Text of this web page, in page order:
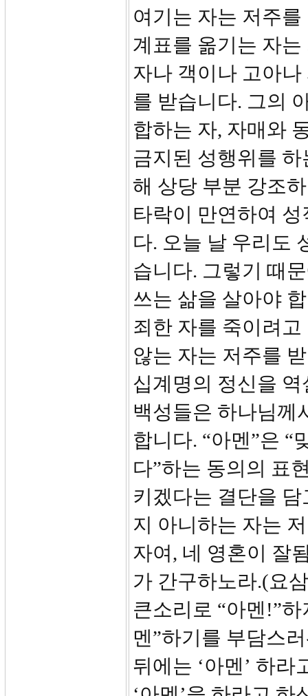
여기는 자는 저주
계표를 옮기는 자
자나 객이나 고아
를 받습니다. 그의
합하는 자, 자매와
금지된 성행위를
해 상당 부분 강조
타락이 만연하여
다. 오늘 날 우리도
습니다. 그렇기 때
쓰는 삶을 살아야
죄한 자를 죽이려
않는 자는 저주를
십계명의 정신을
백성들은 하나님께
합니다. “아멘”은 “
다”하는 동의의 표
키겠다는 결단을
지 아니하는 자는
자여, 네 영혼이 잘
가 간구하노라.(요
큰소리로 “아멘!”
멘”하기를 부담스
뒤에는 ‘아멘’ 하